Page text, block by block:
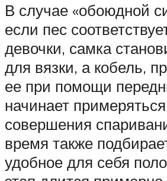
В случае «обоюдной
если пес
девочки, самка
для вязки, а кобель,
ее при помощи
начинает
совершения
время также
удобное для себя